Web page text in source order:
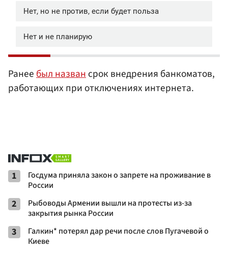
Ранеебыл названсрок внедрения банкоматов,
работающих при отключениях интернета.
1
Госдума приняла закон о запрете на проживание в
России
2
Рыбоводы Армении вышли на протесты из-за
закрытия рынка России
3
Галкин* потерял дар речи после слов Пугачевой о
Киеве